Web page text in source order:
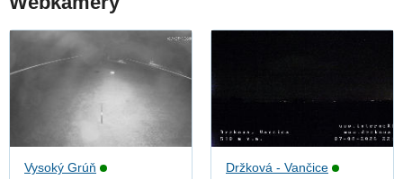
Vysoký Grúň
Držková - Vančice